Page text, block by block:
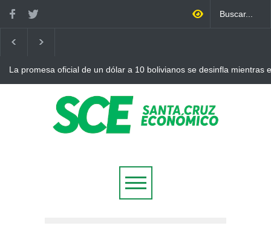
La promesa oficial de un dólar a 10 bolivianos se desinfla mientras